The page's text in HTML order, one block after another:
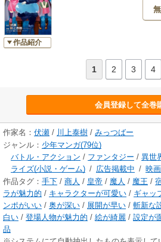
作品紹介
1 2 3 4
会員登録して全巻
作家名： 伏瀬 / 川上泰樹 / みっつばー
ジャンル： 少年マンガ(79位)
バトル・アクション / ファンタジー / 異世
ライズ(小説・ゲーム) / 広告掲載中 / 映
作品タグ： 手下 / 商人 / 皇帝 / 魔人 / 魔王 /
ラが魅力的 / キャラクターが可愛い / ギャッ
ンポがいい / 奥が深い / 展開が早い / 斬新な
白い / 登場人物が魅力的 / 絵が綺麗 / 設定が
品